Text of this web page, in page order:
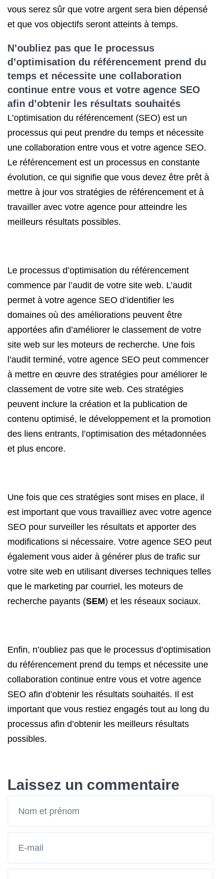
vous serez sûr que votre argent sera bien dépensé
et que vos objectifs seront atteints à temps.
N’oubliez pas que le processus
d’optimisation du référencement prend du
temps et nécessite une collaboration
continue entre vous et votre agence SEO
afin d’obtenir les résultats souhaités
L’optimisation du référencement (SEO) est un
processus qui peut prendre du temps et nécessite
une collaboration entre vous et votre agence SEO.
Le référencement est un processus en constante
évolution, ce qui signifie que vous devez être prêt à
mettre à jour vos stratégies de référencement et à
travailler avec votre agence pour atteindre les
meilleurs résultats possibles.
Le processus d’optimisation du référencement
commence par l’audit de votre site web. L’audit
permet à votre agence SEO d’identifier les
domaines où des améliorations peuvent être
apportées afin d’améliorer le classement de votre
site web sur les moteurs de recherche. Une fois
l’audit terminé, votre agence SEO peut commencer
à mettre en œuvre des stratégies pour améliorer le
classement de votre site web. Ces stratégies
peuvent inclure la création et la publication de
contenu optimisé, le développement et la promotion
des liens entrants, l’optimisation des métadonnées
et plus encore.
Une fois que ces stratégies sont mises en place, il
est important que vous travailliez avec votre agence
SEO pour surveiller les résultats et apporter des
modifications si nécessaire. Votre agence SEO peut
également vous aider à générer plus de trafic sur
votre site web en utilisant diverses techniques telles
que le marketing par courriel, les moteurs de
recherche payants (SEM) et les réseaux sociaux.
Enfin, n’oubliez pas que le processus d’optimisation
du référencement prend du temps et nécessite une
collaboration continue entre vous et votre agence
SEO afin d’obtenir les résultats souhaités. Il est
important que vous restiez engagés tout au long du
processus afin d’obtenir les meilleurs résultats
possibles.
Laissez un commentaire